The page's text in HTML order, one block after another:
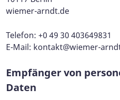
wiemer-arndt.de
Telefon: +0 49 30 403649831
E-Mail: kontakt@wiemer-
Empfänger von
Daten